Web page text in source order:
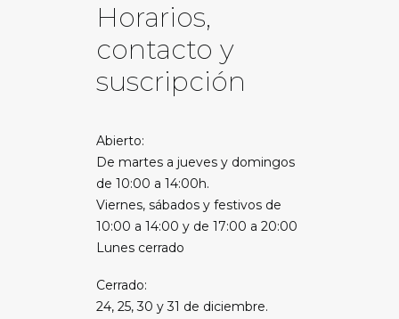
Horarios,
contacto y
suscripción
Abierto:
De martes a jueves y domingos
de 10:00 a 14:00h.
Viernes, sábados y festivos de
10:00 a 14:00 y de 17:00 a 20:00
Lunes cerrado
Cerrado:
24, 25, 30 y 31 de diciembre.